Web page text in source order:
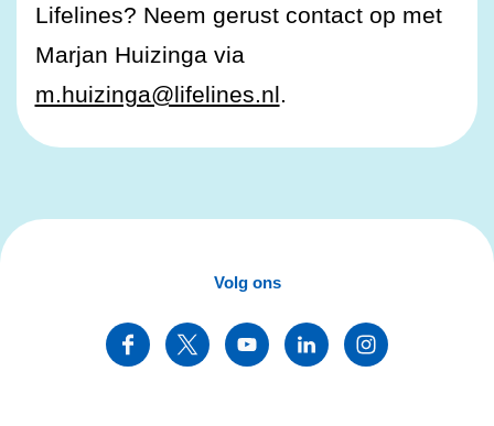
Lifelines? Neem gerust contact op met
Marjan Huizinga via
m.huizinga@lifelines.nl.
Volg ons